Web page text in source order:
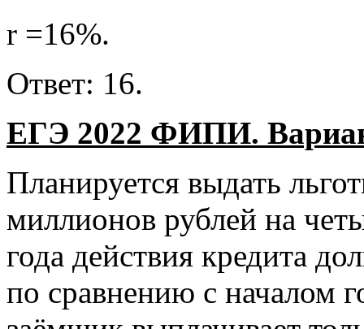
r =16%.
Ответ: 16.
ЕГЭ 2022 ФИПИ.
Планируется выдать
миллионов рублей на
года действия кредита
по сравнению с началом